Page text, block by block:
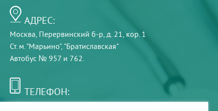
АДРЕС:
Москва, Перервинский б-р, д. 21, кор. 1
Ст. м. "Марьино", "Братиславская"
Автобус № 957 и 762.
ТЕЛЕФОН: